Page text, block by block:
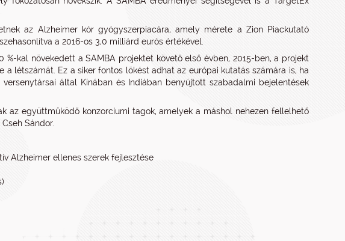
az Alzheimer kór gyógyszerpiacára, amely mérete a Zion Piackutató
a 2016-os 3,0 milliárd eurós értékével.
kal növekedett a SAMBA projektet követő első évben, 2015-ben, a projekt
a létszámát. Ez a siker fontos lökést adhat az európai kutatás számára is, ha
által Kínában és Indiában benyújtott szabadalmi bejelentések
az együttműködő konzorciumi tagok, amelyek a máshol nehezen fellelhető
Sándor.
Alzheimer ellenes szerek fejlesztése